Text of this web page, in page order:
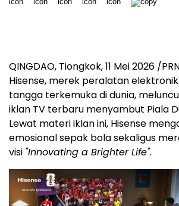
QINGDAO, Tiongkok, 11 Mei 2026 /
Hisense, merek peralatan
tangga terkemuka di dunia,
iklan TV terbaru menyambut Piala
Lewat materi iklan ini, Hisense
emosional sepak bola sekaligus
visi "Innovating a Brighter Life".